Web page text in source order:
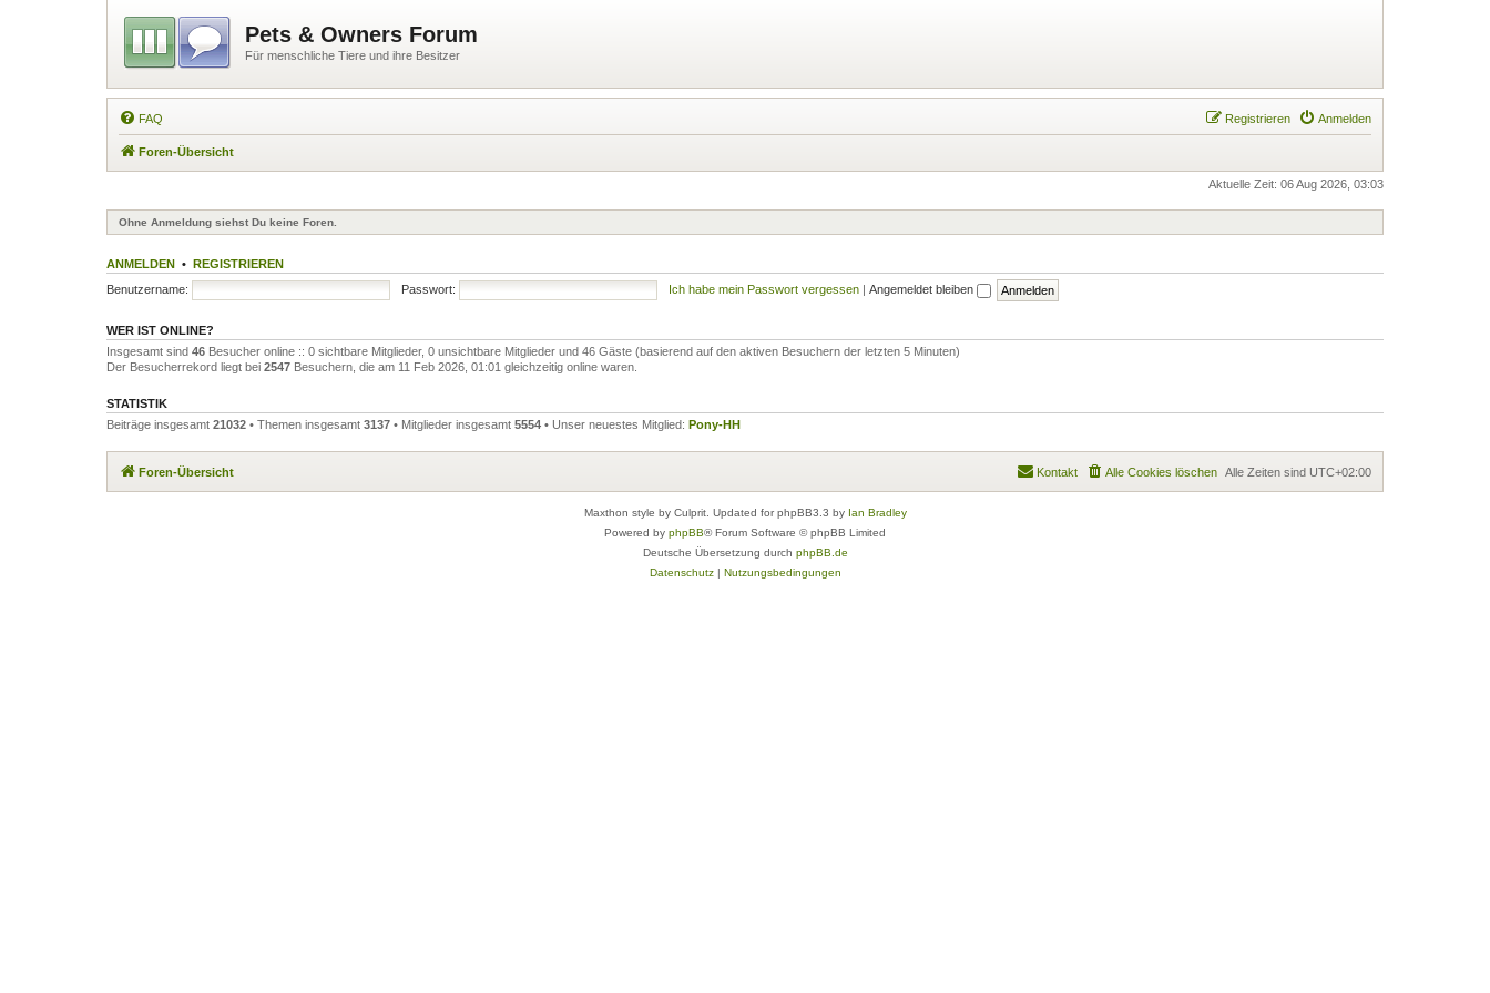
Pets & Owners Forum
Für menschliche Tiere und ihre Besitzer
FAQ Anmelden
Registrieren
Foren-Übersicht
Aktuelle Zeit: 06 Aug 2026, 03:03
Ohne Anmeldung siehst Du keine Foren.
ANMELDEN • REGISTRIEREN
Benutzername:
Passwort: Ich habe mein Passwort vergessen | Angemeldet bleiben
WER IST ONLINE?
Insgesamt sind 46 Besucher online :: 0 sichtbare Mitglieder, 0 unsichtbare Mitglieder und 46 Gäste (basierend auf den aktiven Besuchern der letzten 5 Minuten)
Der Besucherrekord liegt bei 2547 Besuchern, die am 11 Feb 2026, 01:01 gleichzeitig online waren.
STATISTIK
Beiträge insgesamt 21032 • Themen insgesamt 3137 • Mitglieder insgesamt 5554 • Unser neuestes Mitglied: Pony-HH
Foren-Übersicht Alle Zeiten sind UTC+02:00
Alle Cookies löschen
Kontakt
Maxthon style by Culprit. Updated for phpBB3.3 by Ian Bradley
Powered by phpBB® Forum Software © phpBB Limited
Deutsche Übersetzung durch phpBB.de
Datenschutz| Nutzungsbedingungen